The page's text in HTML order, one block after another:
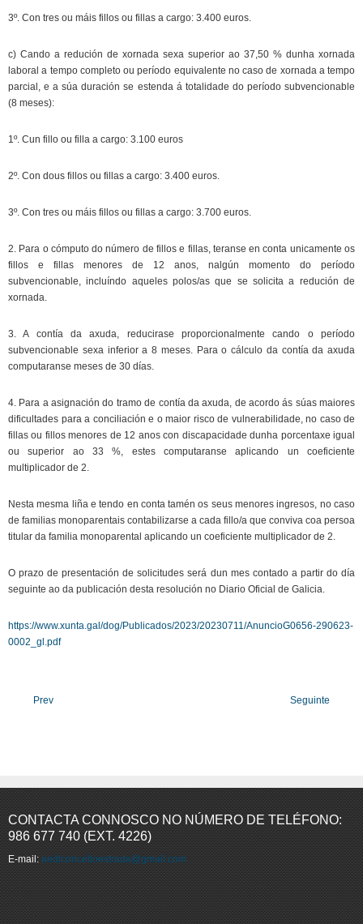
3º. Con tres ou máis fillos ou fillas a cargo: 3.400 euros.
c) Cando a redución de xornada sexa superior ao 37,50 % dunha xornada
laboral a tempo completo ou período equivalente no caso de xornada a tempo
parcial, e a súa duración se estenda á totalidade do período subvencionable
(8 meses):
1º. Cun fillo ou filla a cargo: 3.100 euros
2º. Con dous fillos ou fillas a cargo: 3.400 euros.
3º. Con tres ou máis fillos ou fillas a cargo: 3.700 euros.
2. Para o cómputo do número de fillos e fillas, teranse en conta unicamente os
fillos e fillas menores de 12 anos, nalgún momento do período
subvencionable, incluíndo aqueles polos/as que se solicita a redución de
xornada.
3. A contía da axuda, reducirase proporcionalmente cando o período
subvencionable sexa inferior a 8 meses. Para o cálculo da contía da axuda
computaranse meses de 30 días.
4. Para a asignación do tramo de contía da axuda, de acordo ás súas maiores
dificultades para a conciliación e o maior risco de vulnerabilidade, no caso de
fillas ou fillos menores de 12 anos con discapacidade dunha porcentaxe igual
ou superior ao 33 %, estes computaranse aplicando un coeficiente
multiplicador de 2.
Nesta mesma liña e tendo en conta tamén os seus menores ingresos, no caso
de familias monoparentais contabilizarse a cada fillo/a que conviva coa persoa
titular da familia monoparental aplicando un coeficiente multiplicador de 2.
O prazo de presentación de solicitudes será dun mes contado a partir do día
seguinte ao da publicación desta resolución no Diario Oficial de Galicia.
https://www.xunta.gal/dog/Publicados/2023/20230711/AnuncioG0656-290623-
0002_gl.pdf
Prev Seguinte
CONTACTA CONNOSCO NO NÚMERO DE TELÉFONO:
986 677 740 (EXT. 4226)
E-mail: aedlconcelloestrada@gmail.com